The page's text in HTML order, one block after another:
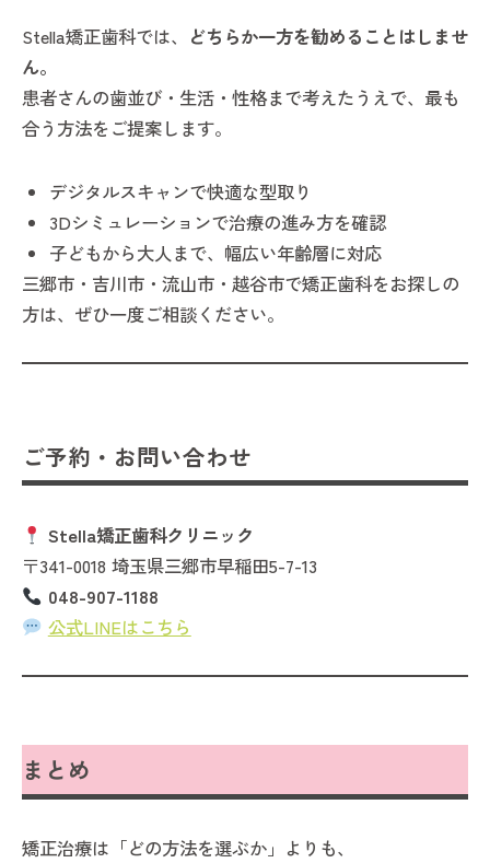
Stella矯正歯科では、 どちらか一方を勧めることはしませ
ん。
患者さんの歯並び・生活・性格まで考えたうえで、最も
合う方法をご提案します。
デジタルスキャンで快適な型取り
3Dシミュレーションで治療の進み方を確認
子どもから大人まで、幅広い年齢層に対応
三郷市・吉川市・流山市・越谷市で矯正歯科をお探しの
方は、ぜひ一度ご相談ください。
ご予約・お問い合わせ
Stella矯正歯科クリニック
〒341-0018 埼玉県三郷市早稲田5-7-13
048-907-1188
公式LINEはこちら
まとめ
矯正治療は「どの方法を選ぶか」よりも、